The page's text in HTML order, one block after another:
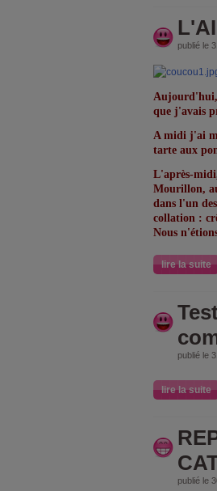
publié le
Aujourd'hui,
que j'avais
A midi j'ai
tarte aux
L'après-
Mourillon,
dans l'un
collation :
Nous
lire la suite
publié le
lire la suite
publié le